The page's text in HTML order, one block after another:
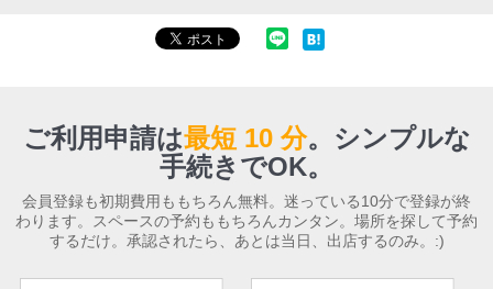
ご利用申請は最短 10 分。 シンプルな
手続きでOK。
会員登録も初期費用ももちろん無料。迷っている10分で登録が終
わります。スペースの予約ももちろんカンタン。場所を探して予約
するだけ。承認されたら、あとは当日、出店するのみ。:)